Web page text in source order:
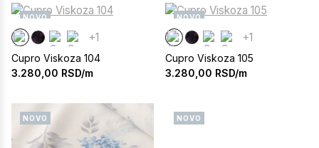
NOVO
+1
Cupro Viskoza 104
3.280,00 RSD/m
NOVO
+1
Cupro Viskoza 105
3.280,00 RSD/m
NOVO NOVO